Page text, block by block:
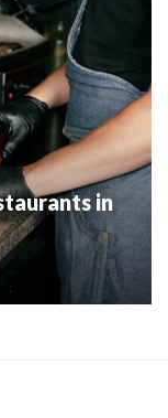
in